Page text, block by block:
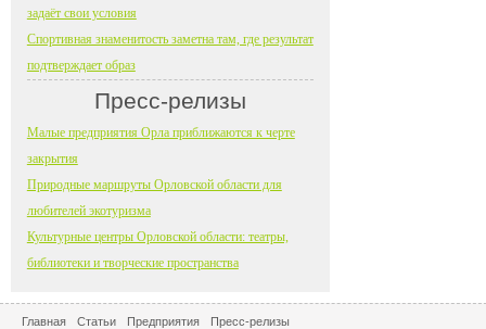
задаёт свои условия
Спортивная знаменитость заметна там, где результат
подтверждает образ
Пресс-релизы
Малые предприятия Орла приближаются к черте
закрытия
Природные маршруты Орловской области для
любителей экотуризма
Культурные центры Орловской области: театры,
библиотеки и творческие пространства
Главная Статьи Предприятия Пресс-релизы